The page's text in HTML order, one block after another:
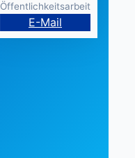
Öffentlichkeitsarbeit
E-Mail